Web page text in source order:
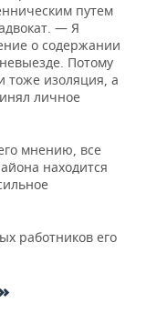
путем
— Я
о содержании
Потому
тоже изоляция, а
личное
мнению, все
находится
работников его